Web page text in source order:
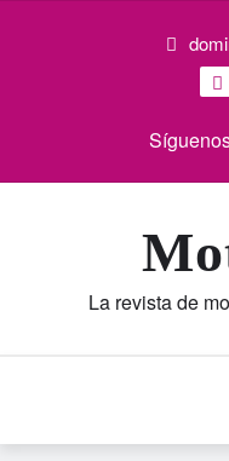
La revista de